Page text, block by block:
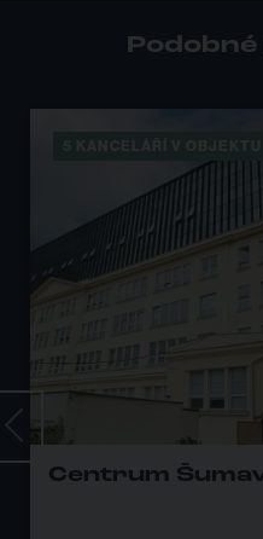
Amulle